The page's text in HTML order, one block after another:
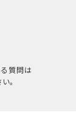
質問は
。